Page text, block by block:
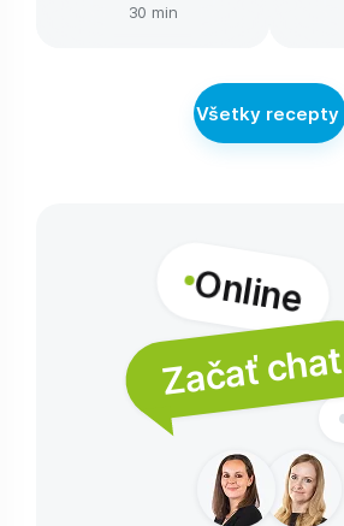
30 min
Všetky recepty
Online
Začať chat